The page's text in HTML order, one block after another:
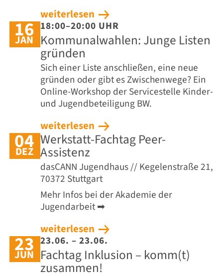
weiterlesen
16
JAN
18:00–20:00 UHR
Kommunalwahlen: Junge Listen
gründen
Sich einer Liste anschließen, eine neue
gründen oder gibt es Zwischenwege? Ein
Online-Workshop der Servicestelle Kinder-
und Jugendbeteiligung BW.
weiterlesen
04
DEZ
Werkstatt-Fachtag Peer-
Assistenz
dasCANN Jugendhaus // Kegelenstraße 21,
70372 Stuttgart
Mehr Infos bei der Akademie der
Jugendarbeit ➡
weiterlesen
23
JUN
23.06. – 23.06.
Fachtag Inklusion – komm(t)
zusammen!